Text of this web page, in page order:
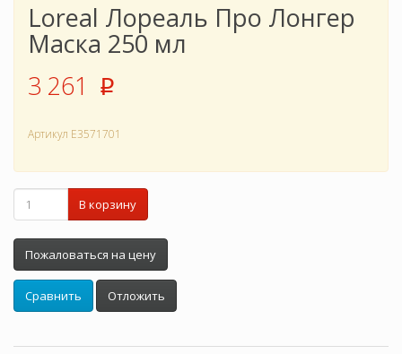
Loreal Лореаль Про Лонгер
Маска 250 мл
3 261
p
Артикул E3571701
В корзину
Пожаловаться на цену
Сравнить Отложить